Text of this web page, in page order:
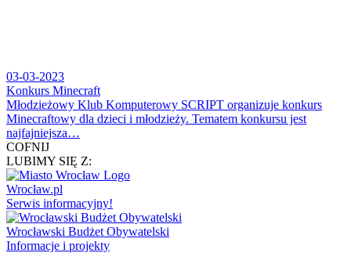
03-03-2023
Konkurs Minecraft
Młodzieżowy Klub Komputerowy SCRIPT organizuje konkurs
Minecraftowy dla dzieci i młodzieży. Tematem konkursu jest
najfajniejsza…
COFNIJ
LUBIMY SIĘ Z:
Wrocław.pl
Serwis informacyjny!
Wrocławski Budżet Obywatelski
Informacje i projekty